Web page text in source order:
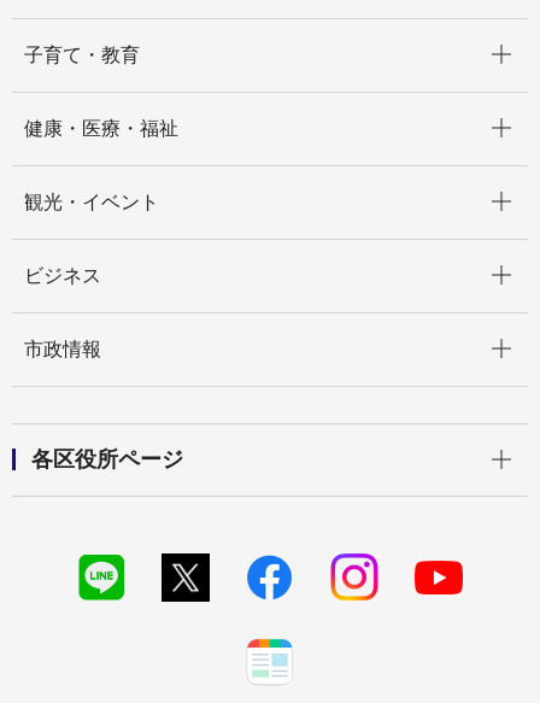
子育て・教育
健康・医療・福祉
観光・イベント
ビジネス
市政情報
各区役所ページ